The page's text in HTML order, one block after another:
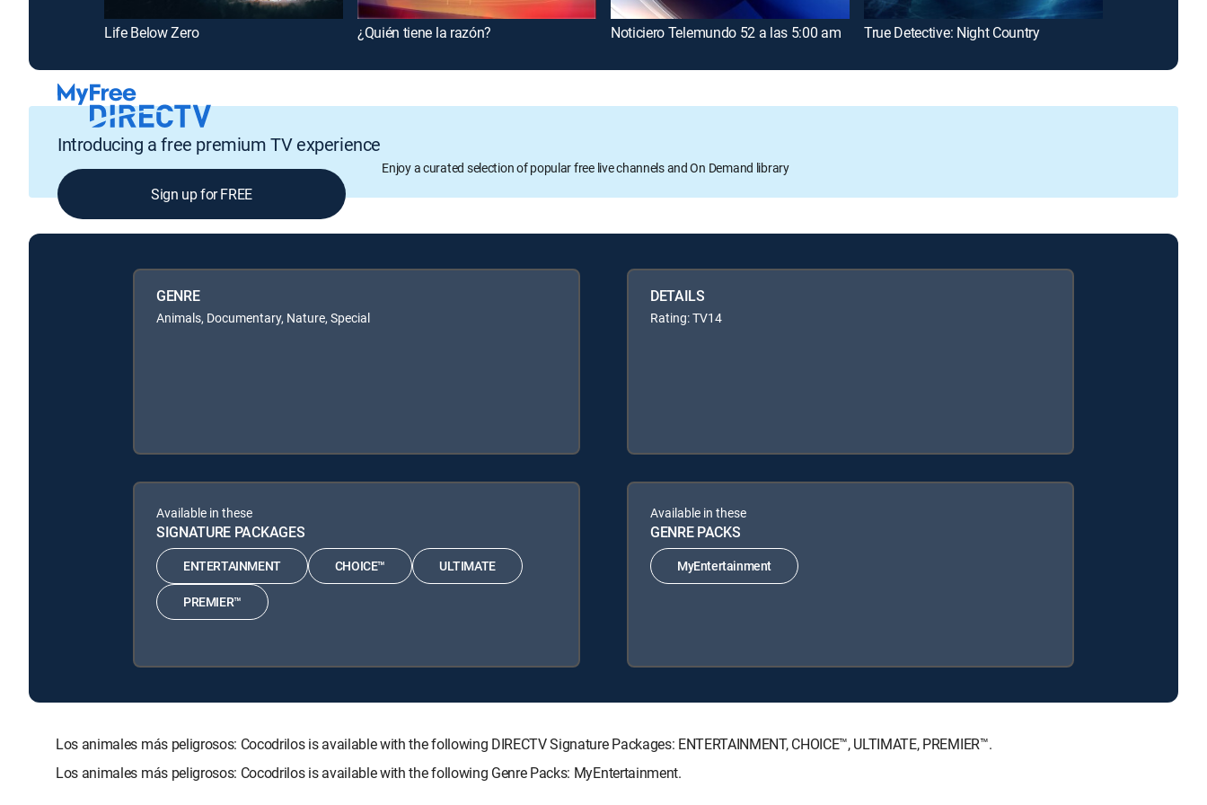
Life Below Zero ¿Quién tiene la razón? Noticiero Telemundo 52 a las 5:00 am True Detective: Night Country
Introducing a free premium TV experience
Enjoy a curated selection of popular free live channels and On Demand library
Sign up for FREE
GENRE
Animals, Documentary, Nature, Special
DETAILS
Rating: TV14
Available in these
SIGNATURE PACKAGES
ENTERTAINMENT CHOICE™ ULTIMATE
PREMIER™
Available in these
GENRE PACKS
MyEntertainment
Los animales más peligrosos: Cocodrilos is available with the following DIRECTV Signature Packages: ENTERTAINMENT, CHOICE™, ULTIMATE, PREMIER™.
Los animales más peligrosos: Cocodrilos is available with the following Genre Packs: MyEntertainment.